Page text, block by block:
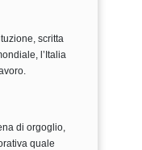
scritta
l’Italia
di orgoglio,
quale